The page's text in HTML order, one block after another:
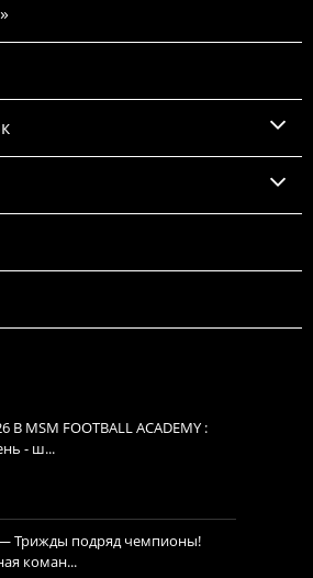
MSM FOOTBALL ACADEMY :
- ш...
Трижды подряд чемпионы!
коман...